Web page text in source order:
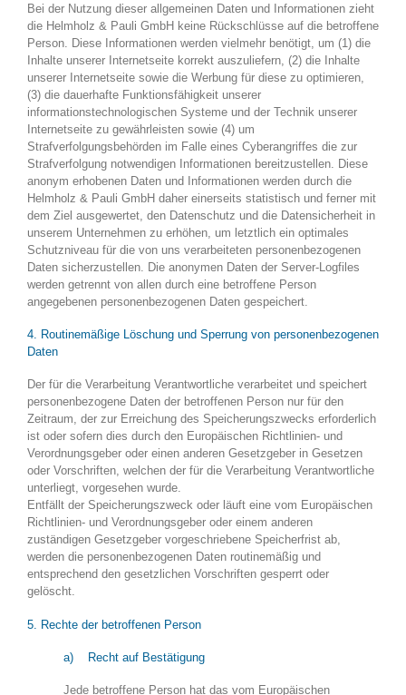
Bei der Nutzung dieser allgemeinen Daten und Informationen zieht
die Helmholz & Pauli GmbH keine Rückschlüsse auf die betroffene
Person. Diese Informationen werden vielmehr benötigt, um (1) die
Inhalte unserer Internetseite korrekt auszuliefern, (2) die Inhalte
unserer Internetseite sowie die Werbung für diese zu optimieren,
(3) die dauerhafte Funktionsfähigkeit unserer
informationstechnologischen Systeme und der Technik unserer
Internetseite zu gewährleisten sowie (4) um
Strafverfolgungsbehörden im Falle eines Cyberangriffes die zur
Strafverfolgung notwendigen Informationen bereitzustellen. Diese
anonym erhobenen Daten und Informationen werden durch die
Helmholz & Pauli GmbH daher einerseits statistisch und ferner mit
dem Ziel ausgewertet, den Datenschutz und die Datensicherheit in
unserem Unternehmen zu erhöhen, um letztlich ein optimales
Schutzniveau für die von uns verarbeiteten personenbezogenen
Daten sicherzustellen. Die anonymen Daten der Server-Logfiles
werden getrennt von allen durch eine betroffene Person
angegebenen personenbezogenen Daten gespeichert.
4. Routinemäßige Löschung und Sperrung von personenbezogenen
Daten
Der für die Verarbeitung Verantwortliche verarbeitet und speichert
personenbezogene Daten der betroffenen Person nur für den
Zeitraum, der zur Erreichung des Speicherungszwecks erforderlich
ist oder sofern dies durch den Europäischen Richtlinien- und
Verordnungsgeber oder einen anderen Gesetzgeber in Gesetzen
oder Vorschriften, welchen der für die Verarbeitung Verantwortliche
unterliegt, vorgesehen wurde.
Entfällt der Speicherungszweck oder läuft eine vom Europäischen
Richtlinien- und Verordnungsgeber oder einem anderen
zuständigen Gesetzgeber vorgeschriebene Speicherfrist ab,
werden die personenbezogenen Daten routinemäßig und
entsprechend den gesetzlichen Vorschriften gesperrt oder
gelöscht.
5. Rechte der betroffenen Person
a) Recht auf Bestätigung
Jede betroffene Person hat das vom Europäischen